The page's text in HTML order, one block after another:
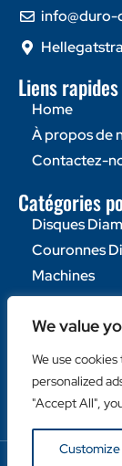
We value
We use
personalized
"Accept All",
Customize
info@duro-
Liens rapides
Home
À propos de
Contactez-
Catégories
Disques
Couronnes
Machines
Liens utiles
Login Client
Retailer
Privacy